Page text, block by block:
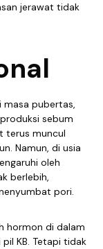
jerawat tidak
masa pubertas,
sebum
terus muncul
Namun, di usia
oleh
berlebih,
pori.
hormon di dalam
KB. Tetapi tidak